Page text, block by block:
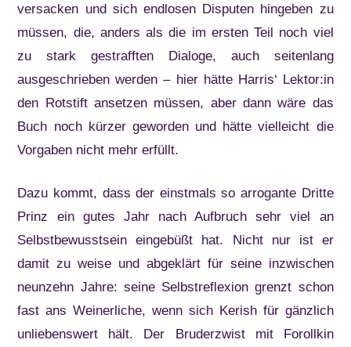
versacken und sich endlosen Disputen hingeben zu
müssen, die, anders als die im ersten Teil noch viel
zu stark gestrafften Dialoge, auch seitenlang
ausgeschrieben werden – hier hätte Harris‘ Lektor:in
den Rotstift ansetzen müssen, aber dann wäre das
Buch noch kürzer geworden und hätte vielleicht die
Vorgaben nicht mehr erfüllt.
Dazu kommt, dass der einstmals so arrogante Dritte
Prinz ein gutes Jahr nach Aufbruch sehr viel an
Selbstbewusstsein eingebüßt hat. Nicht nur ist er
damit zu weise und abgeklärt für seine inzwischen
neunzehn Jahre: seine Selbstreflexion grenzt schon
fast ans Weinerliche, wenn sich Kerish für gänzlich
unliebenswert hält. Der Bruderzwist mit Forollkin